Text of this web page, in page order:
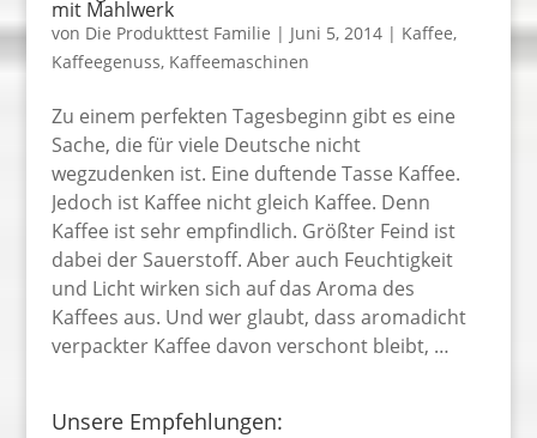
mit Mahlwerk
von Die Produkttest Familie | Juni 5, 2014| Kaffee,
Kaffeegenuss, Kaffeemaschinen
Zu einem perfekten Tagesbeginn gibt es eine
Sache, die für viele Deutsche nicht
wegzudenken ist. Eine duftende Tasse Kaffee.
Jedoch ist Kaffee nicht gleich Kaffee. Denn
Kaffee ist sehr empfindlich. Größter Feind ist
dabei der Sauerstoff. Aber auch Feuchtigkeit
und Licht wirken sich auf das Aroma des
Kaffees aus. Und wer glaubt, dass aromadicht
verpackter Kaffee davon verschont bleibt, …
Unsere Empfehlungen: